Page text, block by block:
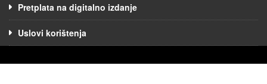
Pretplata na digitalno izdanje
Uslovi korištenja